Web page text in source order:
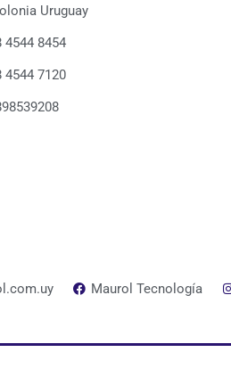
Uruguay
4544 8454
4544 7120
Maurol Tecnología